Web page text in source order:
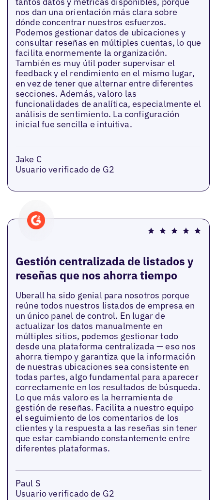
nos dan una orientación más clara sobre
dónde concentrar nuestros esfuerzos.
Podemos gestionar datos de ubicaciones y
consultar reseñas en múltiples cuentas, lo que
facilita enormemente la organización.
También es muy útil poder supervisar el
feedback y el rendimiento en el mismo lugar,
en vez de tener que alternar entre diferentes
secciones. Además, valoro las
funcionalidades de analítica, especialmente el
análisis de sentimiento. La configuración
inicial fue sencilla e intuitiva.
Jake C
Usuario verificado de G2
Gestión centralizada de listados y
reseñas que nos ahorra tiempo
Uberall ha sido genial para nosotros porque
reúne todos nuestros listados de empresa en
un único panel de control. En lugar de
actualizar los datos manualmente en
múltiples sitios, podemos gestionar todo
desde una plataforma centralizada — eso nos
ahorra tiempo y garantiza que la información
de nuestras ubicaciones sea consistente en
todas partes, algo fundamental para aparecer
correctamente en los resultados de búsqueda.
Lo que más valoro es la herramienta de
gestión de reseñas. Facilita a nuestro equipo
el seguimiento de los comentarios de los
clientes y la respuesta a las reseñas sin tener
que estar cambiando constantemente entre
diferentes plataformas.
Paul S
Usuario verificado de G2